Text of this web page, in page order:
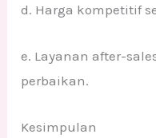
d. Harga kompetitif
e. Layanan after-
perbaikan.
Kesimpulan